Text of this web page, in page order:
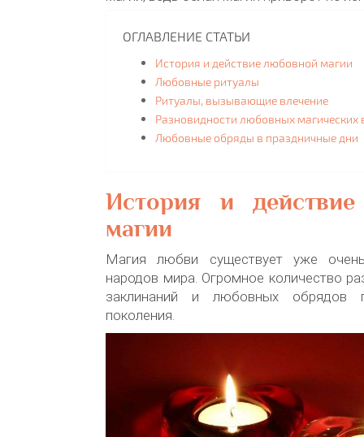
ОГЛАВЛЕНИЕ СТАТЬИ
История и действие любовной магии
Любовные ритуалы
Ритуалы, вызывающие влечение
Разновидности любовных магических
Любовные обряды в праздничные дни
История и
магии
Магия любви существует уже
народов мира. Огромное количество
заклинаний и любовных обрядов
поколения.